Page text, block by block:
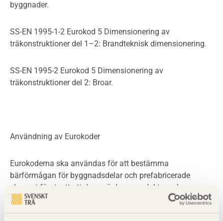
byggnader.
SS-EN 1995-1-2 Eurokod 5 Dimensionering av
träkonstruktioner del 1–2: Brandteknisk dimensionering.
SS-EN 1995-2 Eurokod 5 Dimensionering av
träkonstruktioner del 2: Broar.
Användning av Eurokoder
Eurokoderna ska användas för att bestämma
bärförmågan för byggnadsdelar och prefabricerade
element förutsatt att dessa är byggprodukter och
bärförmågan deklareras under CE-märket.